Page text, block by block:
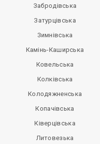
Забродівська
Затурцівська
Зимнівська
Камінь-Каширська
Ковельська
Колківська
Колодяжненська
Копачівська
Ківерцівська
Литовезька